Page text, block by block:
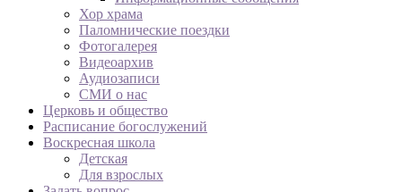
Хор храма
Паломнические поездки
Фотогалерея
Видеоархив
Аудиозаписи
СМИ о нас
Церковь и общество
Расписание богослужений
Воскресная школа
Детская
Для взрослых